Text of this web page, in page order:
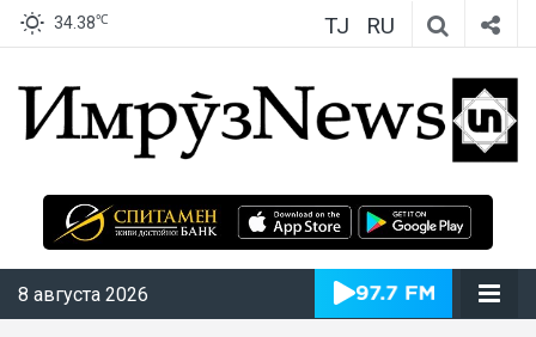
34.38℃ TJ RU
ИмрӯзNews
8 августа 2026